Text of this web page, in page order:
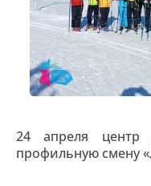
24 апреля центр
профильную смену